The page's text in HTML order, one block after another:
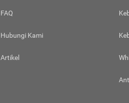
FAQ
Hubungi Kami
Artikel